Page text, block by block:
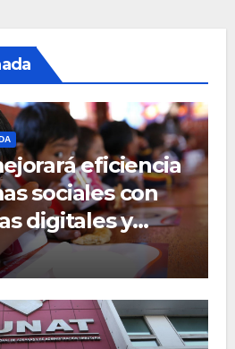
eficiencia
sociales con
digitales y